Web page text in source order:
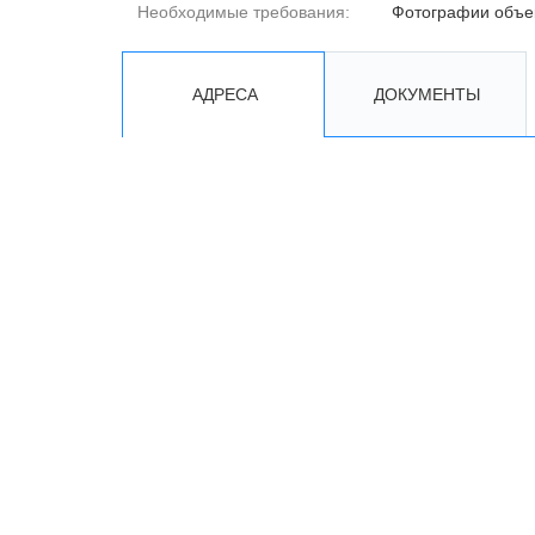
Необходимые требования: Фотографии
АДРЕСА ДОКУМЕНТЫ